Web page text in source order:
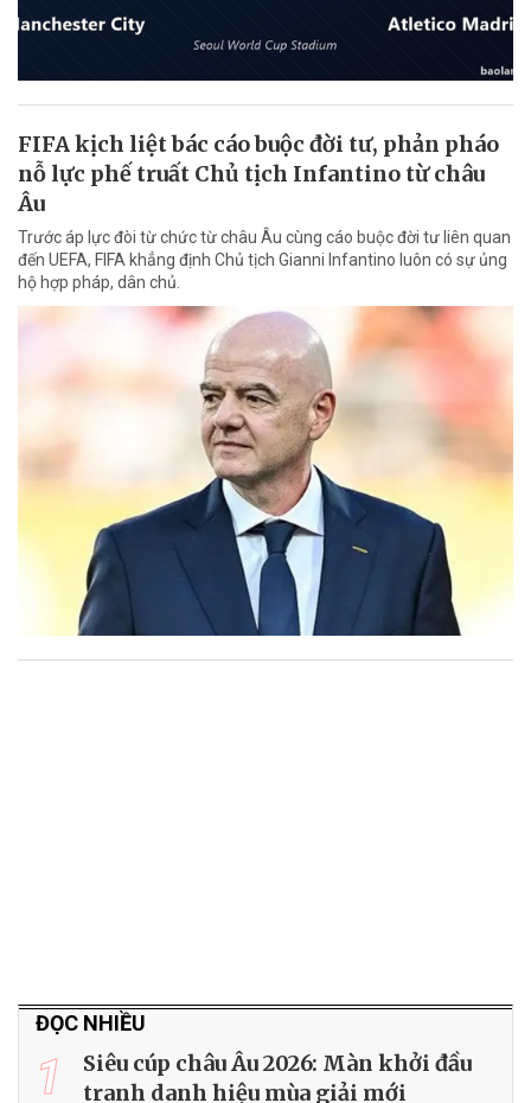
FIFA kịch liệt bác cáo buộc đời tư, phản pháo
nỗ lực phế truất Chủ tịch Infantino từ châu
Âu
Trước áp lực đòi từ chức từ châu Âu cùng cáo buộc đời tư liên quan
đến UEFA, FIFA khẳng định Chủ tịch Gianni Infantino luôn có sự ủng
hộ hợp pháp, dân chủ.
ĐỌC NHIỀU
1
Siêu cúp châu Âu 2026: Màn khởi đầu
tranh danh hiệu mùa giải mới